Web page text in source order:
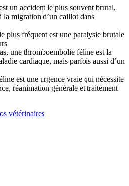
un accident le plus souvent brutal,
la migration d’un caillot dans
plus fréquent est une paralysie brutale
une thromboembolie féline est la
cardiaque, mais parfois aussi d’un
est une urgence vraie qui nécessite
réanimation générale et traitement
vétérinaires